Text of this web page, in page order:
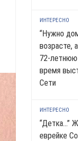
ИНТЕРЕСНО
“Нужно
возрасте,
72-летнюю
время
Сети
ИНТЕРЕСНО
“Детка…”
еврейке